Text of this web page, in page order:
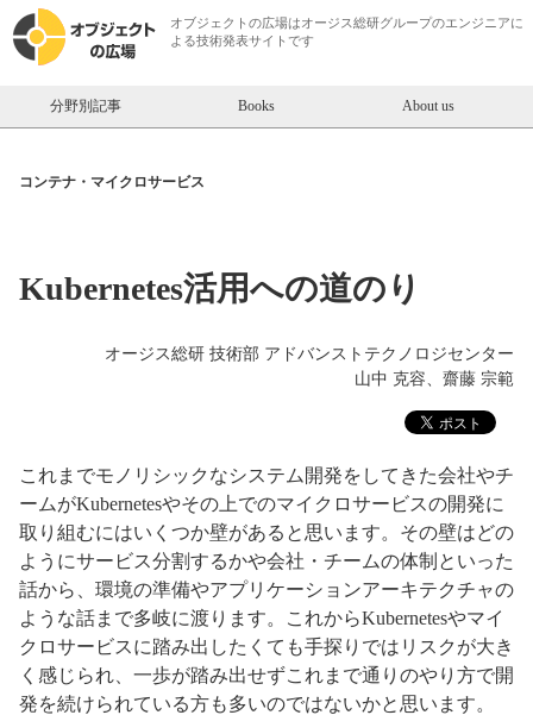
オブジェクトの広場はオージス総研グループのエンジニアに
よる技術発表サイトです
分野別記事 Books About us
コンテナ・マイクロサービス
Kubernetes活用への道のり
オージス総研 技術部 アドバンストテクノロジセンター
山中 克容、齋藤 宗範
これまでモノリシックなシステム開発をしてきた会社やチ
ームがKubernetesやその上でのマイクロサービスの開発に
取り組むにはいくつか壁があると思います。その壁はどの
ようにサービス分割するかや会社・チームの体制といった
話から、環境の準備やアプリケーションアーキテクチャの
ような話まで多岐に渡ります。これからKubernetesやマイ
クロサービスに踏み出したくても手探りではリスクが大き
く感じられ、一歩が踏み出せずこれまで通りのやり方で開
発を続けられている方も多いのではないかと思います。